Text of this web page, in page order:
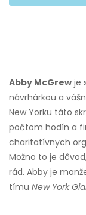
Abby McGrew je
návrhárkou a
New Yorku táto
počtom hodín a
charitatívnych
Možno to je
rád. Abby je
tímu New York